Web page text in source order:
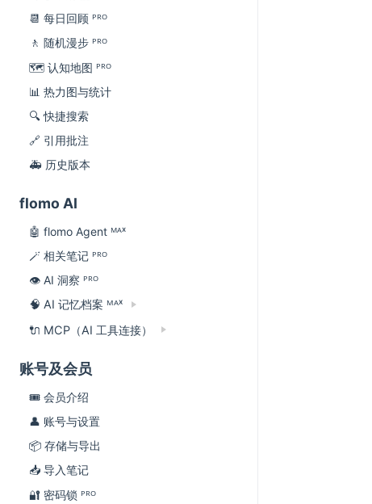
📆 每日回顾 ᴾᴿᴼ
🚶 随机漫步 ᴾᴿᴼ
🗺 认知地图 ᴾᴿᴼ
📊 热力图与统计
🔍 快捷搜索
🔗 引用批注
🚑 历史版本
flomo AI
🤖 flomo Agent ᴹᴬˣ
🪄 相关笔记 ᴾᴿᴼ
👁 AI 洞察 ᴾᴿᴼ
🧠 AI 记忆档案 ᴹᴬˣ
🔌 MCP（AI 工具连接）
账号及会员
🎟 会员介绍
👤 账号与设置
📦 存储与导出
📥 导入笔记
🔐 密码锁 ᴾᴿᴼ